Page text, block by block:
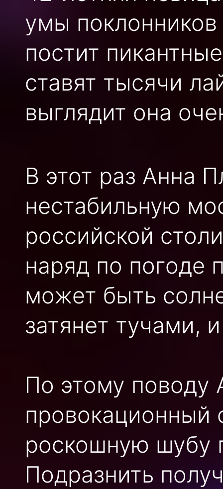
умы
постит
ставят тысячи
выглядит она
В этот раз Анна
нестабильную
российской
наряд по погоде
может быть
затянет тучами,
По этому поводу
провокационный
роскошную шубу
Подразнить